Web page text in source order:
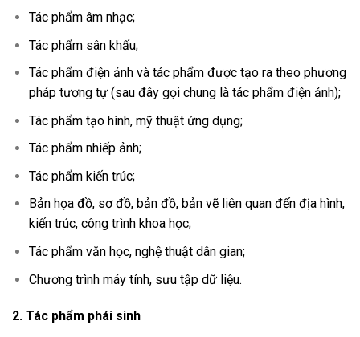
Tác phẩm âm nhạc;
Tác phẩm sân khấu;
Tác phẩm điện ảnh và tác phẩm được tạo ra theo phương
pháp tương tự (sau đây gọi chung là tác phẩm điện ảnh);
Tác phẩm tạo hình, mỹ thuật ứng dụng;
Tác phẩm nhiếp ảnh;
Tác phẩm kiến trúc;
Bản họa đồ, sơ đồ, bản đồ, bản vẽ liên quan đến địa hình,
kiến trúc, công trình khoa học;
Tác phẩm văn học, nghệ thuật dân gian;
Chương trình máy tính, sưu tập dữ liệu.
2. Tác phẩm phái sinh